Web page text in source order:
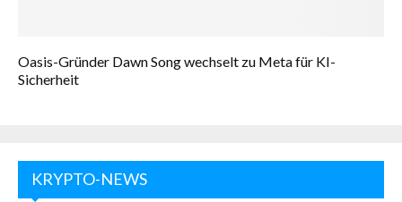
Oasis-Gründer Dawn Song wechselt zu Meta für KI-
Sicherheit
KRYPTO-NEWS